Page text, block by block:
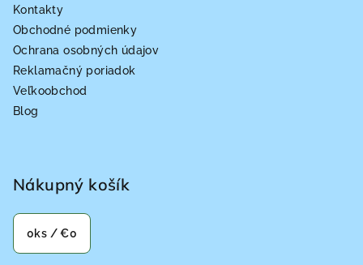
Kontakty
Obchodné podmienky
Ochrana osobných údajov
Reklamačný poriadok
Veľkoobchod
Blog
Nákupný košík
0ks /€0